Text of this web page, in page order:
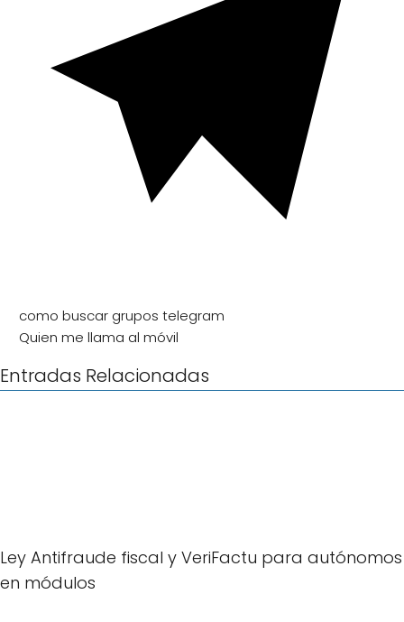
como buscar grupos telegram
Quien me llama al móvil
Entradas Relacionadas
Ley Antifraude fiscal y VeriFactu para autónomos
en módulos